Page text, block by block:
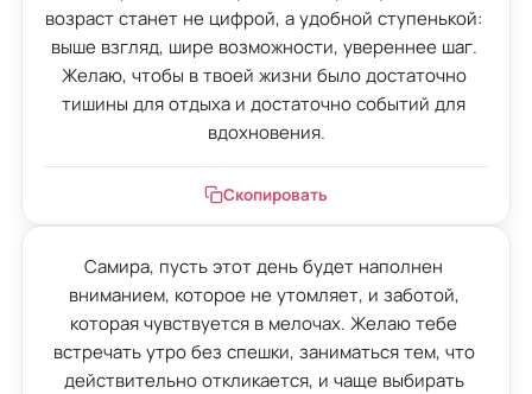
возраст станет не цифрой, а удобной ступенькой:
выше взгляд, шире возможности, увереннее шаг.
Желаю, чтобы в твоей жизни было достаточно
тишины для отдыха и достаточно событий для
вдохновения.
Скопировать
Самира, пусть этот день будет наполнен
вниманием, которое не утомляет, и заботой,
которая чувствуется в мелочах. Желаю тебе
встречать утро без спешки, заниматься тем, что
действительно откликается, и чаще выбирать